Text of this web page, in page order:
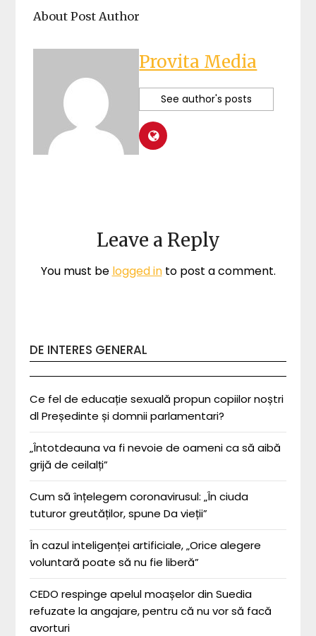
About Post Author
Provita Media
See author's posts
Leave a Reply
You must be logged into post a comment.
DE INTERES GENERAL
Ce fel de educație sexuală propun copiilor noștri
dl Președinte și domnii parlamentari?
„Întotdeauna va fi nevoie de oameni ca să aibă
grijă de ceilalți”
Cum să înțelegem coronavirusul: „În ciuda
tuturor greutăților, spune Da vieții”
În cazul inteligenței artificiale, „Orice alegere
voluntară poate să nu fie liberă”
CEDO respinge apelul moașelor din Suedia
refuzate la angajare, pentru că nu vor să facă
avorturi